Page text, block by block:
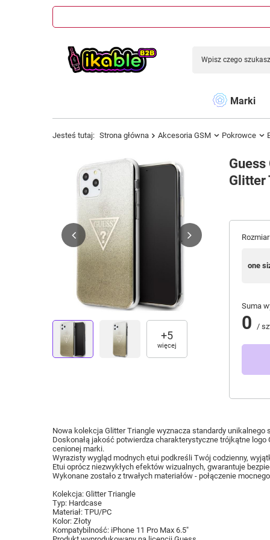
Marki
Jesteś tutaj: Strona główna Akcesoria GSM Pokrowce
+5
więcej
Guess
Glitter
Rozmiar
one
Suma
0 /
Nowa kolekcja Glitter Triangle wyznacza standardy
Doskonałą jakość potwierdza charakterystyczne trójkątne
cenionej marki.
Wyrazisty wygląd modnych etui podkreśli Twój codzienny,
Etui oprócz niezwykłych efektów wizualnych, gwarantuje
Wykonane zostało z trwałych materiałów - połączenie
Kolekcja: Glitter Triangle
Typ: Hardcase
Materiał: TPU/PC
Kolor: Złoty
Kompatybilność: iPhone 11 Pro Max 6.5"